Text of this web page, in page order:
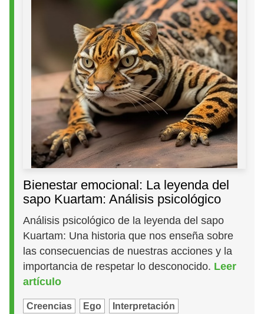
Bienestar emocional: La leyenda del
sapo Kuartam: Análisis psicológico
Análisis psicológico de la leyenda del sapo
Kuartam: Una historia que nos enseña sobre
las consecuencias de nuestras acciones y la
importancia de respetar lo desconocido. Leer
artículo
Creencias Ego Interpretación